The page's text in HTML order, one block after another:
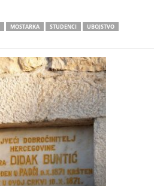
MOSTARKA STUDENCI
UBOJSTVO